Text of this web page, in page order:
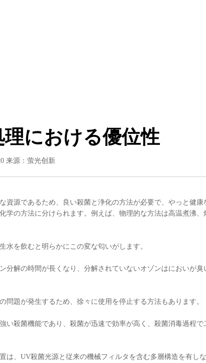
における優位性
来源：萤光创新
源であるため、良い殺菌と浄化の方法が必要で、やっと健
の方法に分けられます。例えば、物理的な方法は高温煮沸
を飲むと明らかにこの変な匂いがします。
解の時間が長くなり、分解されていないオゾンはにおいが
題が発生するため、徐々に使用を停止する方法もあります。
殺菌機能であり、殺菌が迅速で効率が高く、殺菌消毒過程
、UV殺菌光源と従来の機械フィルタを含む多層構造を有し